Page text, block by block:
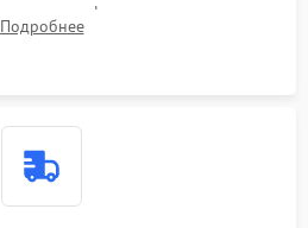
старого фильтра-осушителя и
трубки для устранения засоров.
Подробнее